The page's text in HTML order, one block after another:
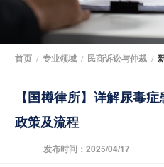
首页 / 专业领域 / 民商诉讼与仲裁 /
【国樽律所】详解尿毒
政策及流程
发布时间：2025/04/17